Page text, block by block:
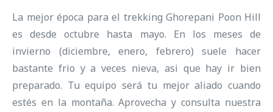
La mejor época para el trekking Ghorepani Poon Hill
es desde octubre hasta mayo. En los meses de
invierno (diciembre, enero, febrero) suele hacer
bastante frio y a veces nieva, asi que hay ir bien
preparado. Tu equipo será tu mejor aliado cuando
estés en la montaña. Aprovecha y consulta nuestra